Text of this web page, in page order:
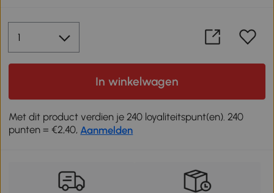
In winkelwagen
Met dit product verdien je 240 loyaliteitspunt(en). 240
punten = €2,40, Aanmelden